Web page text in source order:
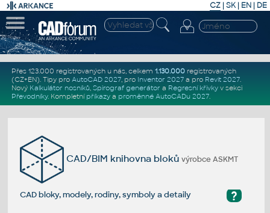
CZ | SK| EN | DE
Přes 123.000 registrovaných u nás, celkem 1.130.000registrovaných
(CZ+EN). Tipy pro AutoCAD 2027, pro Inventor 2027a pro Revit 2027.
Nový Kalkulátor nosníků, Spirograf generátor a Regresní křivkyv sekci
Převodníky. Kompletní příkazya proměnné AutoCADu 2027.
CAD/BIM knihovna blokůvýrobce ASKMT
?
CAD bloky, modely, rodiny, symboly a detaily